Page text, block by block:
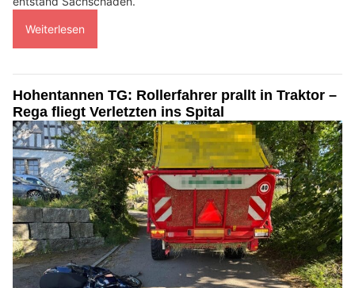
Weiterlesen
Hohentannen TG: Rollerfahrer prallt in Traktor –
Rega fliegt Verletzten ins Spital